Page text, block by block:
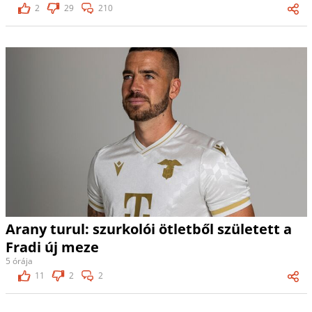
2
29 210
Arany turul: szurkolói ötletből született a
Fradi új meze
5 órája
11
2 2